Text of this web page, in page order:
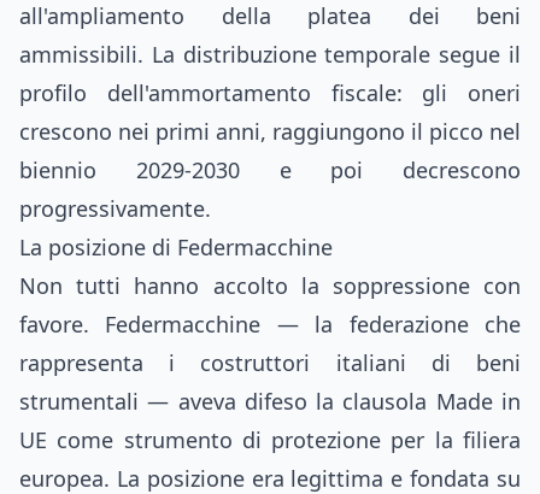
all'ampliamento della platea dei beni
ammissibili. La distribuzione temporale segue il
profilo dell'ammortamento fiscale: gli oneri
crescono nei primi anni, raggiungono il picco nel
biennio 2029-2030 e poi decrescono
progressivamente.
La posizione di Federmacchine
Non tutti hanno accolto la soppressione con
favore. Federmacchine — la federazione che
rappresenta i costruttori italiani di beni
strumentali — aveva difeso la clausola Made in
UE come strumento di protezione per la filiera
europea. La posizione era legittima e fondata su